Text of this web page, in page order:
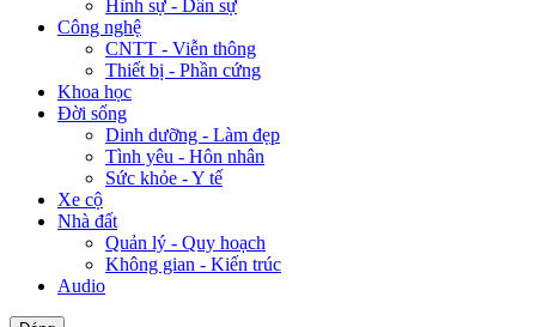
Hình sự - Dân sự
Công nghệ
CNTT - Viễn thông
Thiết bị - Phần cứng
Khoa học
Đời sống
Dinh dưỡng - Làm đẹp
Tình yêu - Hôn nhân
Sức khỏe - Y tế
Xe cộ
Nhà đất
Quản lý - Quy hoạch
Không gian - Kiến trúc
Audio